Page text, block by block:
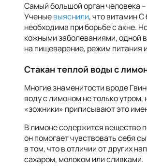
Самый большой орган человека
Ученыевыяснили, что витамин
необходима при борьбе с акне.
кожными заболеваниями, одной
на пищеварение, режим питания
Стакан теплой воды с
Многие знаменитости вроде
воду с лимоном не только
«зожники» приписывают это
В лимоне содержится вещество
он помогает чувствовать себя
в том, что в отличии от других
сахаром, молоком или сливками.